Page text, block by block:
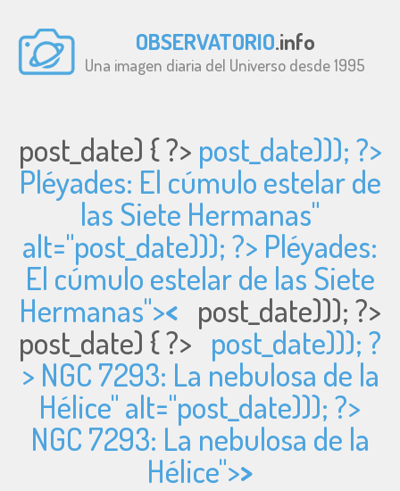
OBSERVATORIO.info
Una imagen diaria del Universo desde 1995
post_date) { ?> post_date))); ?>
Pléyades: El cúmulo estelar de
las Siete Hermanas"
alt="post_date))); ?> Pléyades:
El cúmulo estelar de las Siete
Hermanas">< post_date))); ?>
post_date) { ?> post_date))); ?
> NGC 7293: La nebulosa de la
Hélice" alt="post_date))); ?>
NGC 7293: La nebulosa de la
Hélice">>